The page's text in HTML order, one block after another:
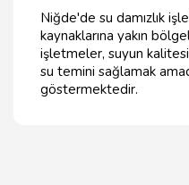
Niğde'de su damızlık
kaynaklarına yakın
işletmeler, suyun
su temini sağlamak
göstermektedir.